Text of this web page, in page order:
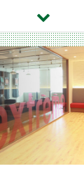
ムなど事業領域
ープ全体で600
はじめデザイナ
ンナー、PMなど
属しています。
のプロジェクト
ンジニアがひとつ
決していきます
画できるのでス
しいスキルを身
です。
ームは、社員同士
して常にアップデ
ら製造、テスト(
定
開発
務
やSCSK、Sky
アクセンチュアや
界を牽引するト
と安定的な取引を
プロダクション
社クライアント
、1つの会社に長
彩なスキルやノウ
きます！